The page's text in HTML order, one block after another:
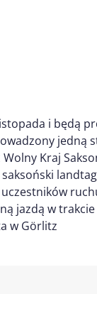
i będą
jedną
Kraj
jazdą w
w Görlitz